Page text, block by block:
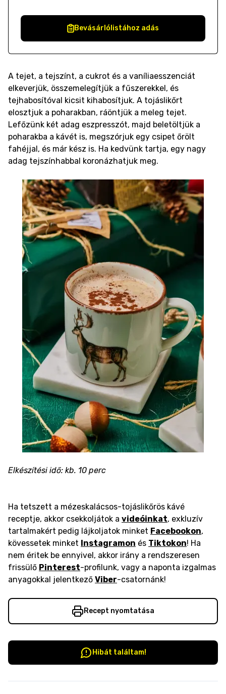
Bevásárlólistához adás
A tejet, a tejszínt, a cukrot és a vaníliaesszenciát
elkeverjük, összemelegítjük a fűszerekkel, és
tejhabosítóval kicsit kihabosítjuk. A tojáslikőrt
elosztjuk a poharakban, ráöntjük a meleg tejet.
Lefőzünk két adag eszpresszót, majd beletöltjük a
poharakba a kávét is, megszórjuk egy csipet őrölt
fahéjjal, és már kész is. Ha kedvünk tartja, egy nagy
adag tejszínhabbal koronázhatjuk meg.
Elkészítési idő: kb. 10 perc
Ha tetszett a mézeskalácsos-tojáslikőrös kávé
receptje, akkor csekkoljátok a videóinkat, exkluzív
tartalmakért pedig lájkoljatok minket Facebookon,
kövessetek minket Instagramon és Tiktokon! Ha
nem éritek be ennyivel, akkor irány a rendszeresen
frissülő Pinterest-profilunk, vagy a naponta izgalmas
anyagokkal jelentkező Viber-csatornánk!
Recept nyomtatása
Hibát találtam!